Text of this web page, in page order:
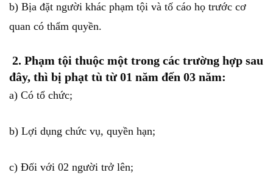
b) Bịa đặt người khác phạm tội và tố cáo họ trước cơ
quan có thẩm quyền.
2. Phạm tội thuộc một trong các trường hợp sau
đây, thì bị phạt tù từ 01 năm đến 03 năm:
a) Có tổ chức;
b) Lợi dụng chức vụ, quyền hạn;
c) Đối với 02 người trở lên;